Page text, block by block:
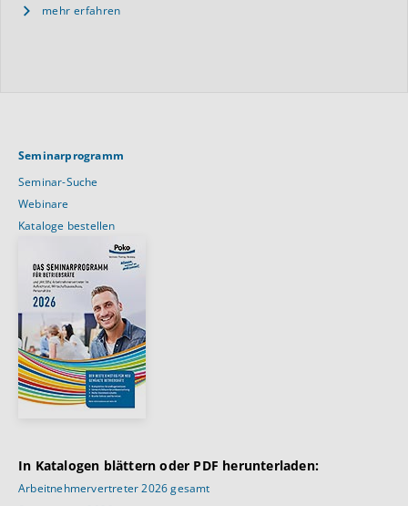
mehr erfahren
Seminarprogramm
Seminar-Suche
Webinare
Kataloge bestellen
In Katalogen blättern oder PDF herunterladen:
Arbeitnehmervertreter 2026 gesamt